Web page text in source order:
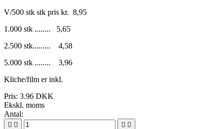
V/500 stk stk pris kr. 8,95
1.000 stk ........ 5,65
2.500 stk......... 4,58
5.000 stk ........ 3,96
Kliche/film er inkl.
Pris: 3.96 DKK
Ekskl. moms
Antal:
   